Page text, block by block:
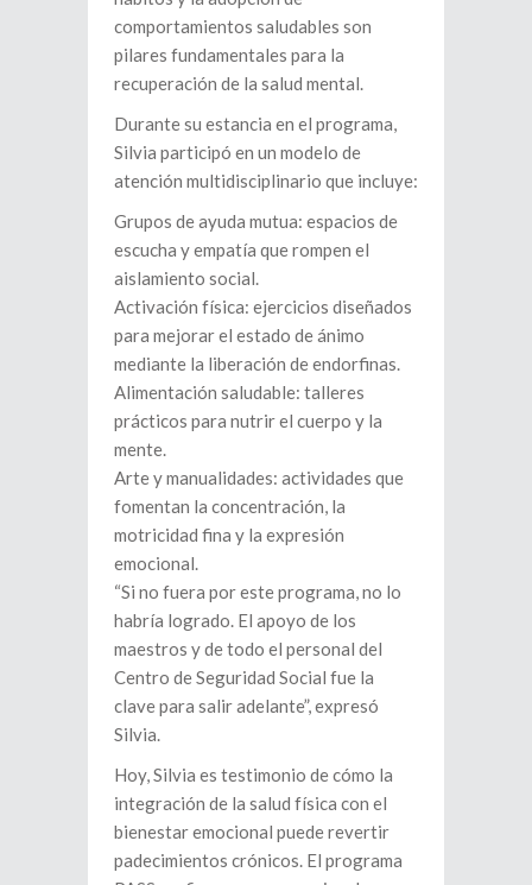
comportamientos saludables son
pilares fundamentales para la
recuperación de la salud mental.
Durante su estancia en el programa,
Silvia participó en un modelo de
atención multidisciplinario que incluye:
Grupos de ayuda mutua: espacios de
escucha y empatía que rompen el
aislamiento social.
Activación física: ejercicios diseñados
para mejorar el estado de ánimo
mediante la liberación de endorfinas.
Alimentación saludable: talleres
prácticos para nutrir el cuerpo y la
mente.
Arte y manualidades: actividades que
fomentan la concentración, la
motricidad fina y la expresión
emocional.
“Si no fuera por este programa, no lo
habría logrado. El apoyo de los
maestros y de todo el personal del
Centro de Seguridad Social fue la
clave para salir adelante”, expresó
Silvia.
Hoy, Silvia es testimonio de cómo la
integración de la salud física con el
bienestar emocional puede revertir
padecimientos crónicos. El programa